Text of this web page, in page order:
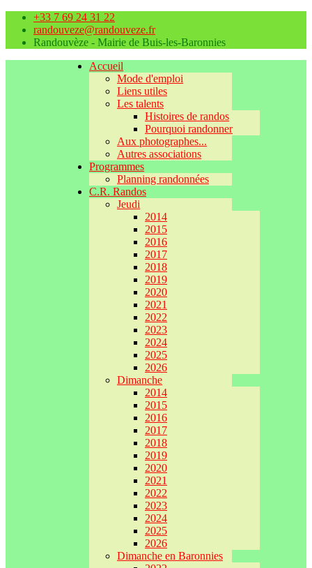
+33 7 69 24 31 22
randouveze@randouveze.fr
Randouvèze - Mairie de Buis-les-Baronnies
Accueil
Mode d'emploi
Liens utiles
Les talents
Histoires de randos
Pourquoi randonner
Aux photographes...
Autres associations
Programmes
Planning randonnées
C.R. Randos
Jeudi
2014
2015
2016
2017
2018
2019
2020
2021
2022
2023
2024
2025
2026
Dimanche
2014
2015
2016
2017
2018
2019
2020
2021
2022
2023
2024
2025
2026
Dimanche en Baronnies